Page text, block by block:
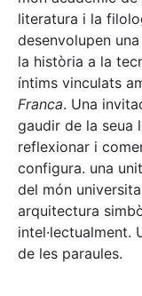
literatura i la
desenvolupen
la història a la
íntims vinculats
Franca. Una
gaudir de la seua
reflexionar i
configura. una
del món
arquitectura
intel·lectualment.
de les paraules.